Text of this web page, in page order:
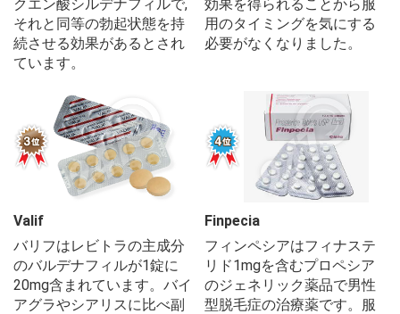
クエン酸シルデナフィルで,
それと同等の勃起状態を持
続させる効果があるとされ
ています。
効果を得られることから服
用のタイミングを気にする
必要がなくなりました。
Valif
バリフはレビトラの主成分
のバルデナフィルが1錠に
20mg含まれています。バイ
アグラやシアリスに比べ副
Finpecia
フィンペシアはフィナステ
リド1mgを含むプロペシア
のジェネリック薬品で男性
型脱毛症の治療薬です。服